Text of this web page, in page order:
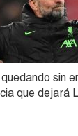
sin
que dejará